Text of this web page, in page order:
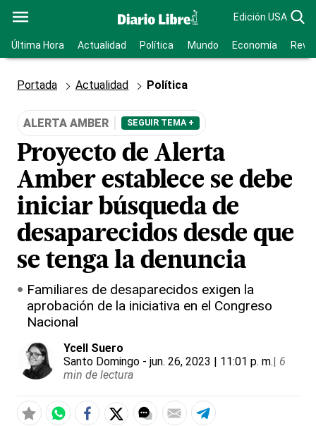
Edición USA
Última Hora Actualidad Política Mundo Economía
Portada Actualidad Política
ALERTA AMBER SEGUIR TEMA +
Proyecto de Alerta
Amber establece se debe
iniciar búsqueda de
desaparecidos desde que
se tenga la denuncia
Familiares de desaparecidos exigen la
aprobación de la iniciativa en el Congreso
Nacional
Ycell Suero
Santo Domingo - jun. 26, 2023 | 11:01 p. m.| 6
min de lectura